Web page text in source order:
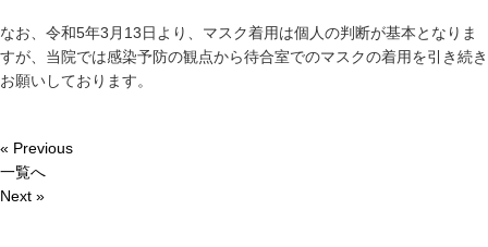
なお、令和5年3月13日より、マスク着用は個人の判断が基本となりま
すが、当院では感染予防の観点から待合室でのマスクの着用を引き続き
お願いしております。
« Previous
一覧へ
Next »